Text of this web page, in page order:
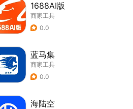
1688AI版
商家工具
0.0
蓝马集
商家工具
0.0
海陆空